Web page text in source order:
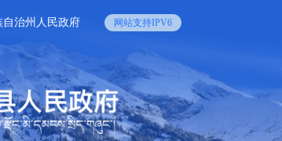
自治州人民政府 网站支持IPV6